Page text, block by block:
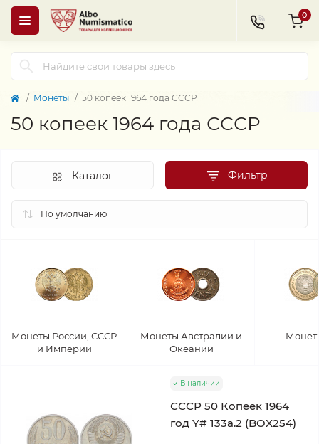
0
Монеты 50 копеек 1964 года СССР
50 копеек 1964 года СССР
Фильтр
Каталог
Монеты России, СССР
и Империи
Монеты Австралии и
Океании
В наличии
СССР 50 Копеек 1964
год Y# 133a.2 (BOX254)